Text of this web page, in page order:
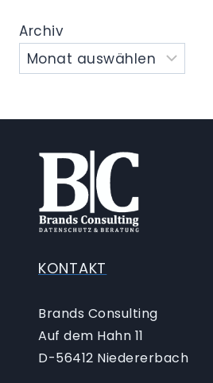
Archiv
KONTAKT
Brands Consulting
Auf dem Hahn 11
D-56412 Niedererbach